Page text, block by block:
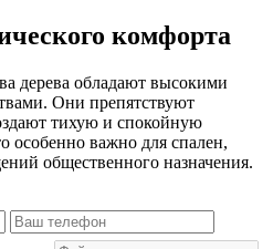
комфорта
дерева обладают высокими
Они препятствуют
тихую и спокойную
особенно важно для спален,
общественного назначения.